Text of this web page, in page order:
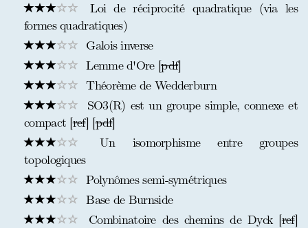
Loi de réciprocité quadratique (via les
formes quadratiques)
Galois inverse
Lemme d'Ore [pdf]
Théorème de Wedderburn
SO3(R) est un groupe simple, connexe et
compact [ref] [pdf]
Un isomorphisme entre groupes
topologiques
Polynômes semi-symétriques
Base de Burnside
Combinatoire des chemins de Dyck [ref]